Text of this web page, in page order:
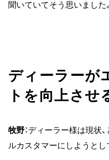
聞いていてそう思いました。
ディーラーが
トを向上させ
牧野：ディーラー様は現状
ルカスタマーにしようとし